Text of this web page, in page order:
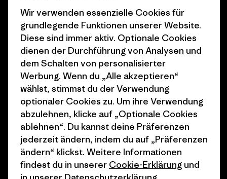
Klimaziele
1% For The Planet
Wie wir finanzieren
Geschenkgutscheine
Stores in deiner
Nähe
Pressekontakt
Industry program
Affiliate-Programm
Patagonia Deutschland
Seitenverzeichnis
© 2026 Patagonia, Inc. All Rights Reserved.
Wir verwenden essenzielle Cookies für
grundlegende Funktionen unserer Website.
Diese sind immer aktiv. Optionale Cookies
dienen der Durchführung von Analysen und
dem Schalten von personalisierter
Werbung. Wenn du „Alle akzeptieren“
wählst, stimmst du der Verwendung
optionaler Cookies zu. Um ihre Verwendung
abzulehnen, klicke auf „Optionale Cookies
ablehnen“. Du kannst deine Präferenzen
jederzeit ändern, indem du auf „Präferenzen
ändern“ klickst. Weitere Informationen
findest du in unserer Cookie-Erklärung und